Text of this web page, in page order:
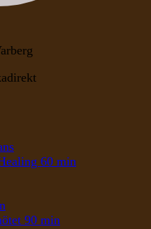
60 min
90 min